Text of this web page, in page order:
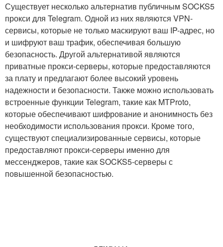
Существует несколько альтернатив публичным SOCKS5
прокси для Telegram. Одной из них являются VPN-
сервисы, которые не только маскируют ваш IP-адрес, но
и шифруют ваш трафик, обеспечивая большую
безопасность. Другой альтернативой являются
приватные прокси-серверы, которые предоставляются
за плату и предлагают более высокий уровень
надежности и безопасности. Также можно использовать
встроенные функции Telegram, такие как MTProto,
которые обеспечивают шифрование и анонимность без
необходимости использования прокси. Кроме того,
существуют специализированные сервисы, которые
предоставляют прокси-серверы именно для
мессенджеров, такие как SOCKS5-серверы с
повышенной безопасностью.